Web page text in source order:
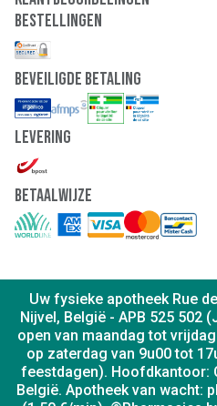
Bestellingen
Beveiligde Betaling
Levering
Betaalwijze
Uw fysieke apotheek Rue
Nijvel, België - APB 525 502
open van maandag tot
op zaterdag van 9u00 tot
feestdagen). Hoofdkantoor:
België. Apotheek van wacht: